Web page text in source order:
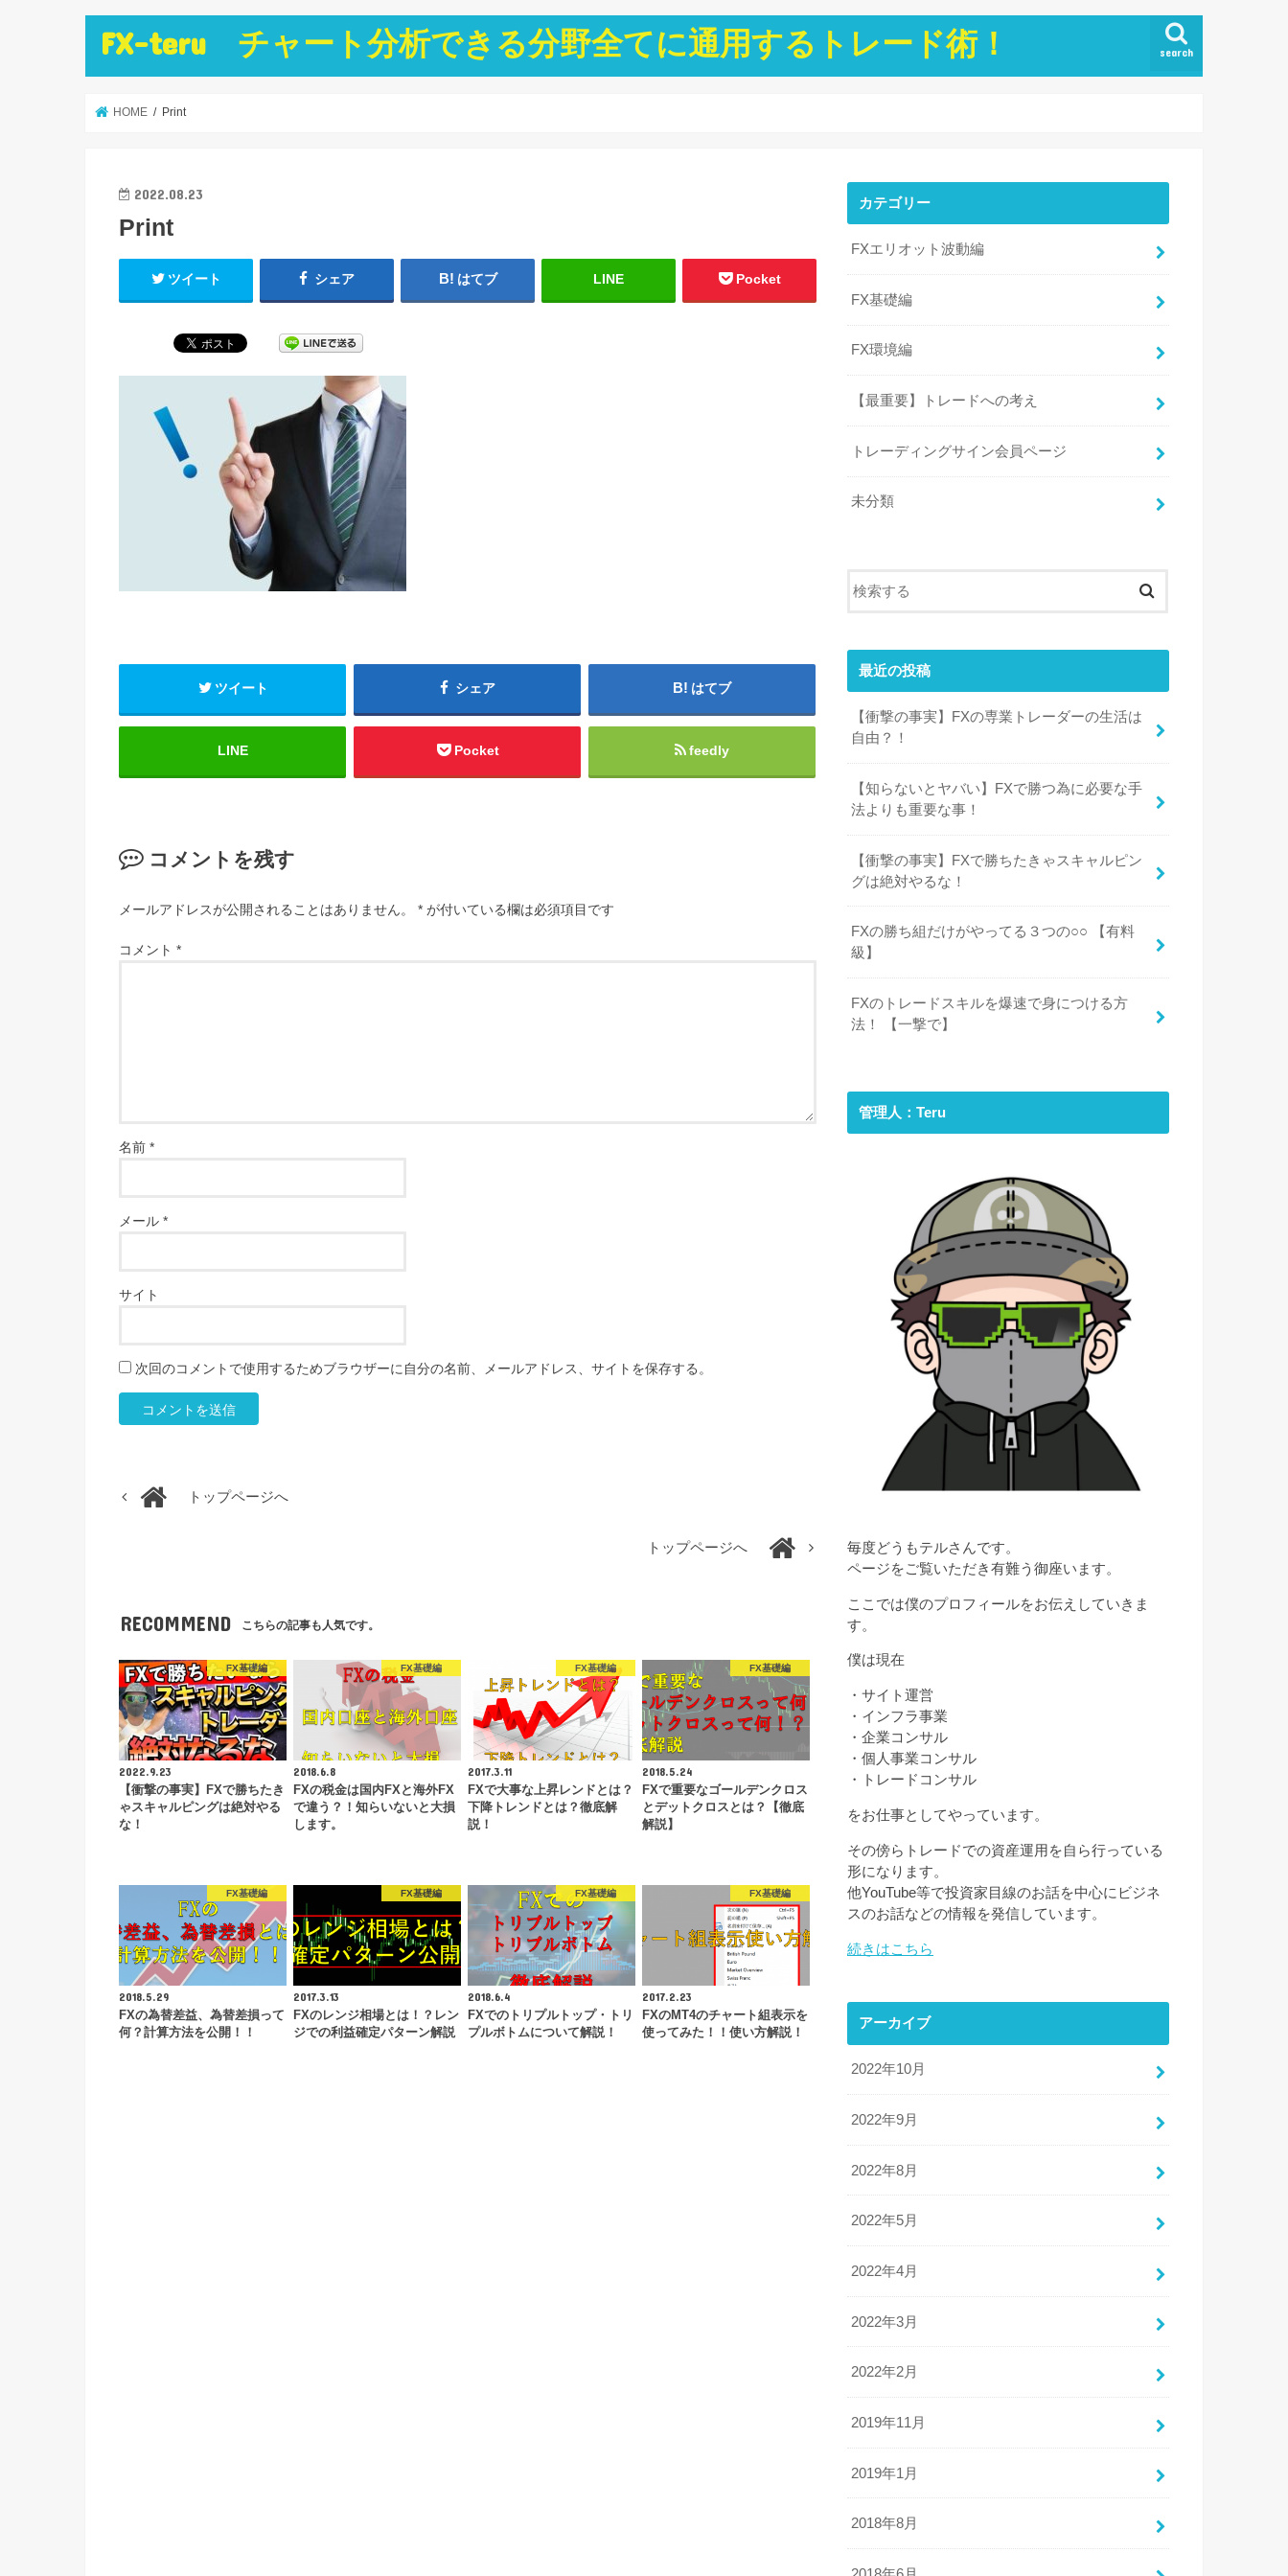
FX-teru チャート分析できる分野全てに通用するトレード術！ search
HOME Print
2022.08.23
Print
ツイート シェア はてブ LINE Pocket
ツイート シェア はてブ
LINE Pocket feedly
コメントを残す
メールアドレスが公開されることはありません。 * が付いている欄は必須項目です
コメント *
名前 *
メール *
サイト
次回のコメントで使用するためブラウザーに自分の名前、メールアドレス、サイトを保存する。
トップページへ
トップページへ
RECOMMEND こちらの記事も人気です。
FX基礎編
2022.9.23
【衝撃の事実】FXで勝ちたき
ゃスキャルピングは絶対やる
な！
FX基礎編
2018.6.8
FXの税金は国内FXと海外FX
で違う？！知らいないと大損
します。
FX基礎編
2017.3.11
FXで大事な上昇レンドとは？
下降トレンドとは？徹底解
説！
FX基礎編
2018.5.24
FXで重要なゴールデンクロス
とデットクロスとは？【徹底
解説】
FX基礎編
2018.5.29
FXの為替差益、為替差損って
何？計算方法を公開！！
FX基礎編
2017.3.13
FXのレンジ相場とは！？レン
ジでの利益確定パターン解説
FX基礎編
2018.6.4
FXでのトリプルトップ・トリ
プルボトムについて解説！
FX基礎編
2017.2.23
FXのMT4のチャート組表示を
使ってみた！！使い方解説！
カテゴリー
FXエリオット波動編
FX基礎編
FX環境編
【最重要】トレードへの考え
トレーディングサイン会員ページ
未分類
最近の投稿
【衝撃の事実】FXの専業トレーダーの生活は
自由？！
【知らないとヤバい】FXで勝つ為に必要な手
法よりも重要な事！
【衝撃の事実】FXで勝ちたきゃスキャルピン
グは絶対やるな！
FXの勝ち組だけがやってる３つの○○ 【有料
級】
FXのトレードスキルを爆速で身につける方
法！ 【一撃で】
管理人：Teru
毎度どうもテルさんです。
ページをご覧いただき有難う御座います。
ここでは僕のプロフィールをお伝えしていきま
す。
僕は現在
・サイト運営
・インフラ事業
・企業コンサル
・個人事業コンサル
・トレードコンサル
をお仕事としてやっています。
その傍らトレードでの資産運用を自ら行っている
形になります。
他YouTube等で投資家目線のお話を中心にビジネ
スのお話などの情報を発信しています。
続きはこちら
アーカイブ
2022年10月
2022年9月
2022年8月
2022年5月
2022年4月
2022年3月
2022年2月
2019年11月
2019年1月
2018年8月